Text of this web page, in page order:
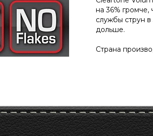
на 36%
службы струн в
дольше.
Страна